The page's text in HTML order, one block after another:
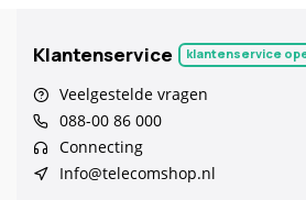
Klantenservice klantenservice
Veelgestelde vragen
088-00 86 000
Connecting
Info@telecomshop.nl